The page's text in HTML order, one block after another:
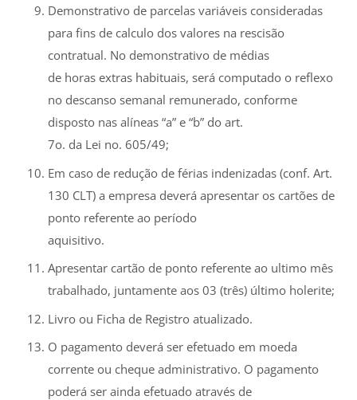
Demonstrativo de parcelas variáveis consideradas
para fins de calculo dos valores na rescisão
contratual. No demonstrativo de médias
de horas extras habituais, será computado o reflexo
no descanso semanal remunerado, conforme
disposto nas alíneas “a” e “b” do art.
7o. da Lei no. 605/49;
Em caso de redução de férias indenizadas (conf. Art.
130 CLT) a empresa deverá apresentar os cartões de
ponto referente ao período
aquisitivo.
Apresentar cartão de ponto referente ao ultimo mês
trabalhado, juntamente aos 03 (três) último holerite;
Livro ou Ficha de Registro atualizado.
O pagamento deverá ser efetuado em moeda
corrente ou cheque administrativo. O pagamento
poderá ser ainda efetuado através de